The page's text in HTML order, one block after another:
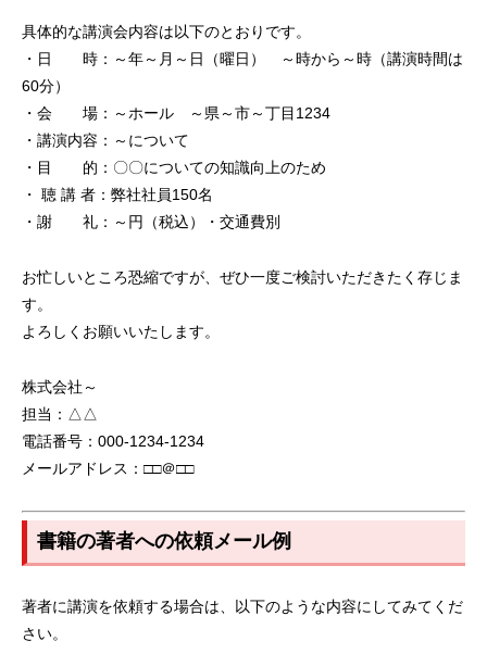
具体的な講演会内容は以下のとおりです。
・日 時：～年～月～日（曜日） ～時から～時（講演時間は
60分）
・会 場：～ホール ～県～市～丁目1234
・講演内容：～について
・目 的：〇〇についての知識向上のため
・ 聴 講 者：弊社社員150名
・謝 礼：～円（税込）・交通費別
お忙しいところ恐縮ですが、ぜひ一度ご検討いただきたく存じま
す。
よろしくお願いいたします。
株式会社～
担当：△△
電話番号：000-1234-1234
メールアドレス：□□＠□□
書籍の著者への依頼メール例
著者に講演を依頼する場合は、以下のような内容にしてみてくだ
さい。